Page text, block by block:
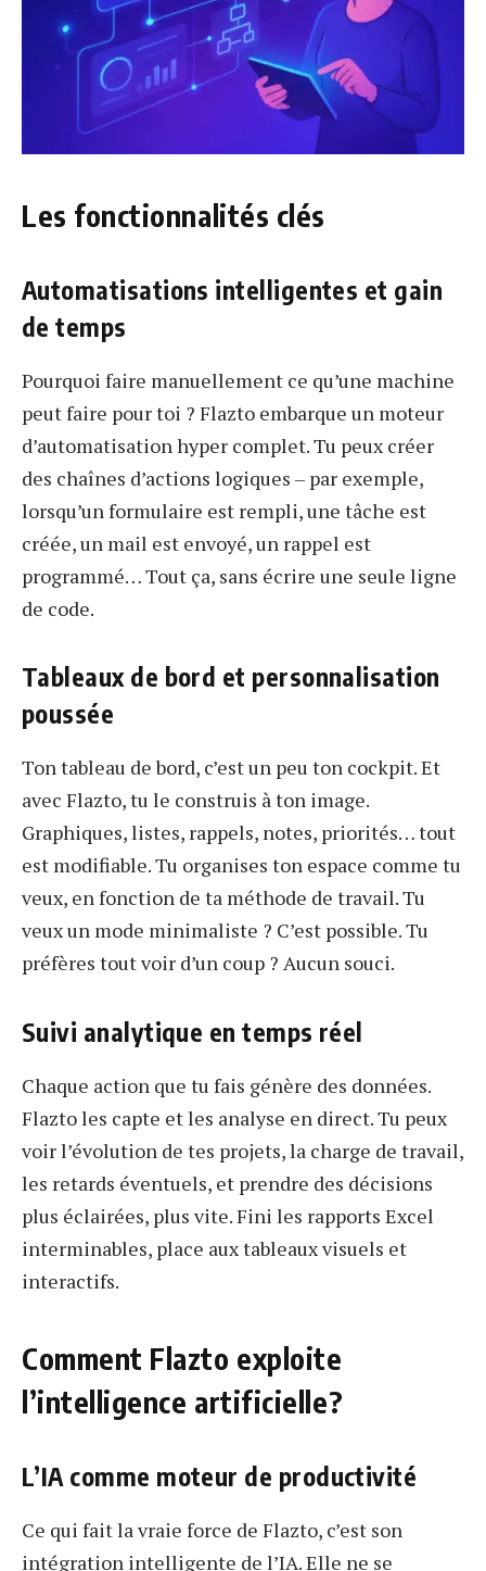
Les fonctionnalités clés
Automatisations intelligentes et gain
de temps
Pourquoi faire manuellement ce qu’une machine
peut faire pour toi ? Flazto embarque un moteur
d’automatisation hyper complet. Tu peux créer
des chaînes d’actions logiques – par exemple,
lorsqu’un formulaire est rempli, une tâche est
créée, un mail est envoyé, un rappel est
programmé… Tout ça, sans écrire une seule ligne
de code.
Tableaux de bord et personnalisation
poussée
Ton tableau de bord, c’est un peu ton cockpit. Et
avec Flazto, tu le construis à ton image.
Graphiques, listes, rappels, notes, priorités… tout
est modifiable. Tu organises ton espace comme tu
veux, en fonction de ta méthode de travail. Tu
veux un mode minimaliste ? C’est possible. Tu
préfères tout voir d’un coup ? Aucun souci.
Suivi analytique en temps réel
Chaque action que tu fais génère des données.
Flazto les capte et les analyse en direct. Tu peux
voir l’évolution de tes projets, la charge de travail,
les retards éventuels, et prendre des décisions
plus éclairées, plus vite. Fini les rapports Excel
interminables, place aux tableaux visuels et
interactifs.
Comment Flazto exploite
l’intelligence artificielle?
L’IA comme moteur de productivité
Ce qui fait la vraie force de Flazto, c’est son
intégration intelligente de l’IA. Elle ne se